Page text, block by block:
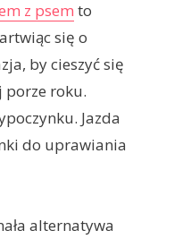
z psem to
się o
by cieszyć się
porze roku.
Jazda
do uprawiania
alternatywa